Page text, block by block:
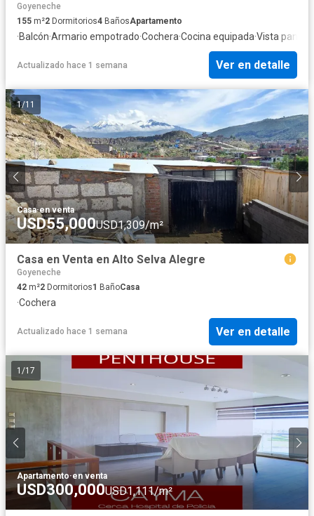
Goyeneche
155 m²2 Dormitorios4 BañosApartamento
·Balcón·Armario empotrado·Cochera·Cocina equipada·Vista
Actualizado hace 1 semana Ver en detalle
1/11
Casa·en venta
USD55,000USD1,309/m²
Casa en Venta en Alto Selva Alegre
Goyeneche
42 m²2 Dormitorios1 BañoCasa
·Cochera
Actualizado hace 1 semana Ver en detalle
1 /17
Apartamento·en venta
USD300,000USD1,111/m²